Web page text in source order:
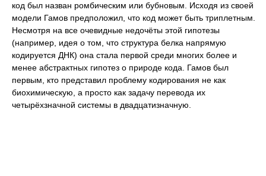
код был назван ромбическим или бубновым. Исходя из своей
модели Гамов предположил, что код может быть триплетным.
Несмотря на все очевидные недочёты этой гипотезы
(например, идея о том, что структура белка напрямую
кодируется ДНК) она стала первой среди многих более и
менее абстрактных гипотез о природе кода. Гамов был
первым, кто представил проблему кодирования не как
биохимическую, а просто как задачу перевода их
четырёхзначной системы в двадцатизначную.